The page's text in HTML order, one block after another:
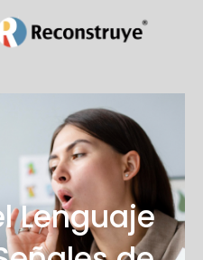
Lenguaje